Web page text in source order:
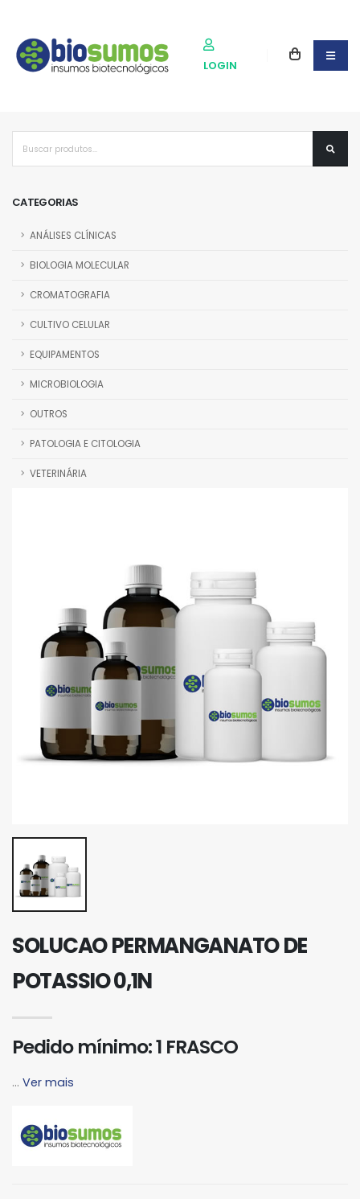
LOGIN
CATEGORIAS
ANÁLISES CLÍNICAS
BIOLOGIA MOLECULAR
CROMATOGRAFIA
CULTIVO CELULAR
EQUIPAMENTOS
MICROBIOLOGIA
OUTROS
PATOLOGIA E CITOLOGIA
VETERINÁRIA
SOLUCAO PERMANGANATO DE
POTASSIO 0,1N
Pedido mínimo: 1 FRASCO
... Ver mais